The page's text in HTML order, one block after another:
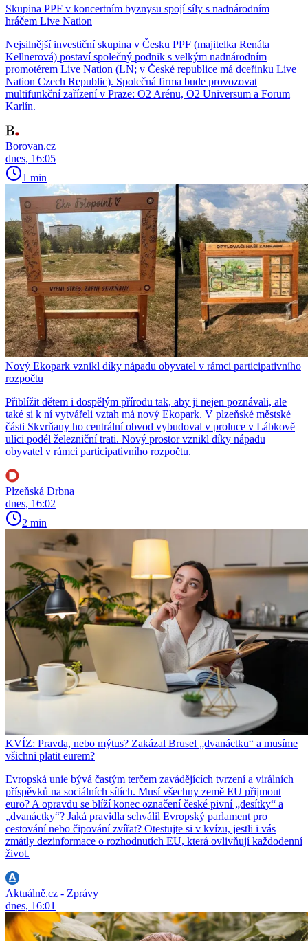
Skupina PPF v koncertním byznysu spojí síly s nadnárodním
hráčem Live Nation
Nejsilnější investiční skupina v Česku PPF (majitelka Renáta
Kellnerová) postaví společný podnik s velkým nadnárodním
promotérem Live Nation (LN; v České republice má dceřinku Live
Nation Czech Republic). Společná firma bude provozovat
multifunkční zařízení v Praze: O2 Arénu, O2 Universum a Forum
Karlín.
Borovan.cz
dnes, 16:05
1 min
Nový Ekopark vznikl díky nápadu obyvatel v rámci participativního
rozpočtu
Přiblížit dětem i dospělým přírodu tak, aby ji nejen poznávali, ale
také si k ní vytvářeli vztah má nový Ekopark. V plzeňské městské
části Skvrňany ho centrální obvod vybudoval v proluce v Lábkově
ulici podél železniční trati. Nový prostor vznikl díky nápadu
obyvatel v rámci participativního rozpočtu.
Plzeňská Drbna
dnes, 16:02
2 min
KVÍZ: Pravda, nebo mýtus? Zakázal Brusel „dvanáctku“ a musíme
všichni platit eurem?
Evropská unie bývá častým terčem zavádějících tvrzení a virálních
příspěvků na sociálních sítích. Musí všechny země EU přijmout
euro? A opravdu se blíží konec označení české pivní „desítky“ a
„dvanáctky“? Jaká pravidla schválil Evropský parlament pro
cestování nebo čipování zvířat? Otestujte si v kvízu, jestli i vás
zmátly dezinformace o rozhodnutích EU, která ovlivňují každodenní
život.
Aktuálně.cz - Zprávy
dnes, 16:01